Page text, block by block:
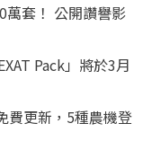
萬套！ 公開讚譽影
Pack」將於3月
費更新，5種農機登